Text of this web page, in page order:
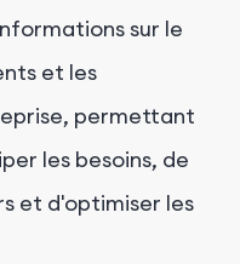
sur le
et les
permettant
les besoins, de
et d'optimiser les